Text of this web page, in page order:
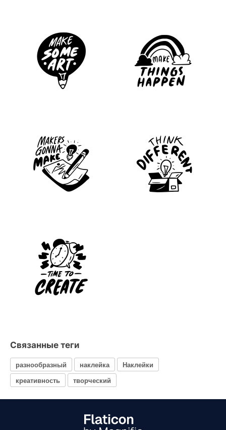
Связанные теги
разнообразный наклейка
Наклейки
креативность
творческий